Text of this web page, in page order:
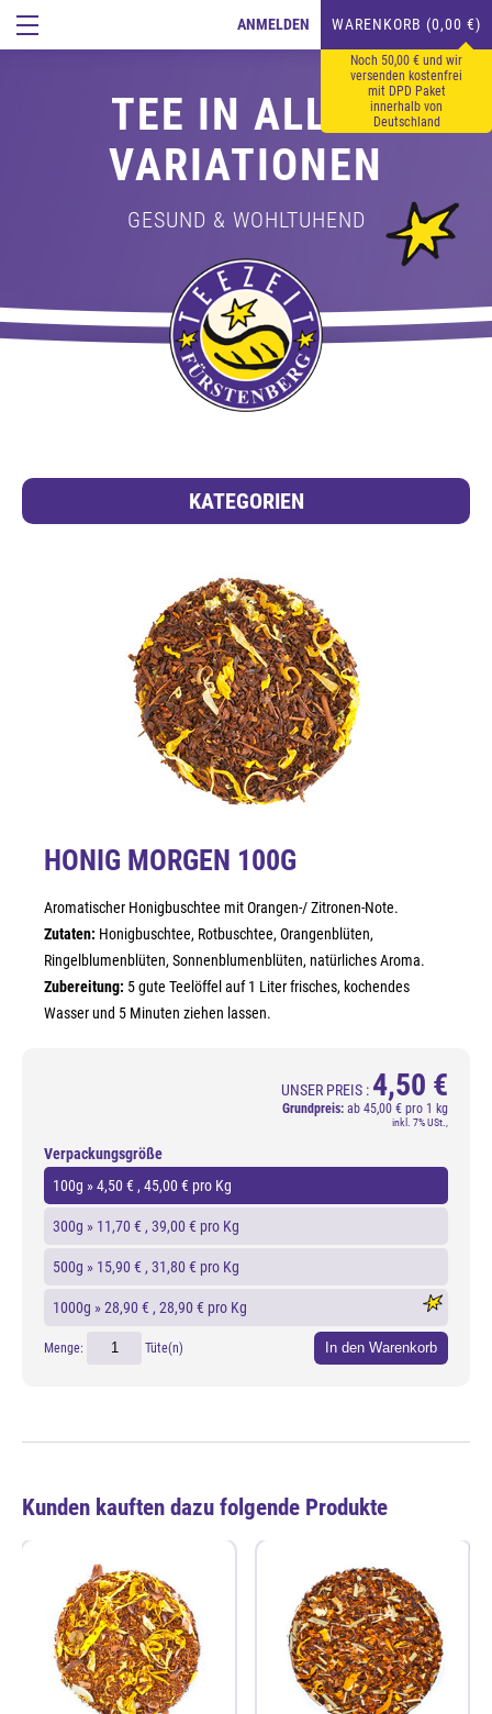
ANMELDEN WARENKORB (0,00 €)
Noch 50,00 € und wir
versenden kostenfrei
mit DPD Paket
innerhalb von
Deutschland
TEE IN ALLEN
VARIATIONEN
GESUND & WOHLTUHEND
KATEGORIEN
HONIG MORGEN 100G
Aromatischer Honigbuschtee mit Orangen-/ Zitronen-Note.
Zutaten: Honigbuschtee, Rotbuschtee, Orangenblüten,
Ringelblumenblüten, Sonnenblumenblüten, natürliches Aroma.
Zubereitung: 5 gute Teelöffel auf 1 Liter frisches, kochendes
Wasser und 5 Minuten ziehen lassen.
UNSER PREIS : 4,50 €
Grundpreis: ab 45,00 € pro 1 kg
inkl. 7% USt.,
Verpackungsgröße
100g »4,50 € , 45,00 € pro Kg
300g » 11,70 € , 39,00 € pro Kg
500g » 15,90 € , 31,80 € pro Kg
1000g »28,90 € , 28,90 € pro Kg
Menge: Tüte(n) In den Warenkorb
Kunden kauften dazu folgende Produkte